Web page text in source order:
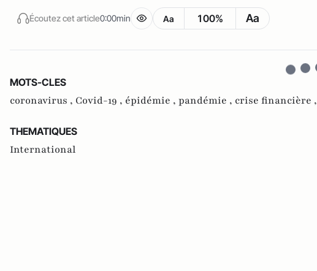
Écoutez cet article0:00min Aa 100% Aa
MOTS-CLES
coronavirus , Covid-19 , épidémie , pandémie , crise financière ,
THEMATIQUES
International